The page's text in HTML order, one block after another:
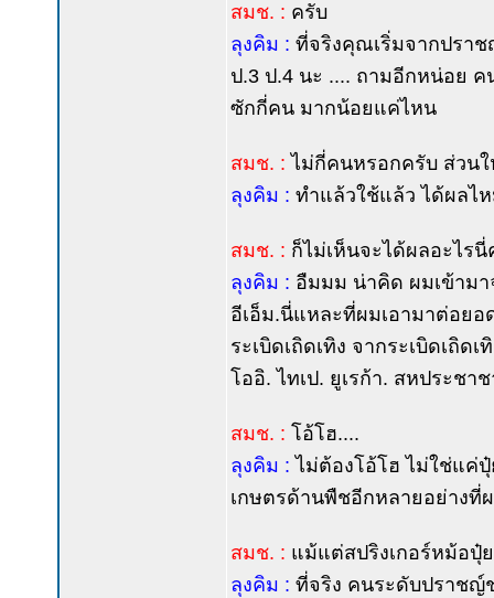
สมช. : ครับ
ลุงคิม : ที่จริงคุณเริ่มจากปรา
ป.3 ป.4 นะ .... ถามอีกหน่อย
ซักกี่คน มากน้อยแค่ไหน
สมช. : ไม่กี่คนหรอกครับ ส่วน
ลุงคิม : ทำแล้วใช้แล้ว ได้ผลไ
สมช. : ก็ไม่เห็นจะได้ผลอะไร
ลุงคิม : อืมมม น่าคิด ผมเข้ามา
อีเอ็ม.นี่แหละที่ผมเอามาต่อย
ระเบิดเถิดเทิง จากระเบิดเถิ
โออิ. ไทเป. ยูเรก้า. สหประชา
สมช. : โอ้โฮ....
ลุงคิม : ไม่ต้องโอ้โฮ ไม่ใช่แค่ปุ๋
เกษตรด้านพืชอีกหลายอย่างที่
สมช. : แม้แต่สปริงเกอร์หม้อปุ๋
ลุงคิม : ที่จริง คนระดับปราชญ์